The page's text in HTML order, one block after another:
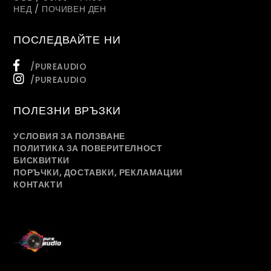
НЕД / ПОЧИВЕН ДЕН
ПОСЛЕДВАЙТЕ НИ
/PUREAUDIO
/PUREAUDIO
ПОЛЕЗНИ ВРЪЗКИ
УСЛОВИЯ ЗА ПОЛЗВАНЕ
ПОЛИТИКА ЗА ПОВЕРИТЕЛНОСТ
БИСКВИТКИ
ПОРЪЧКИ, ДОСТАВКИ, РЕКЛАМАЦИИ
КОНТАКТИ